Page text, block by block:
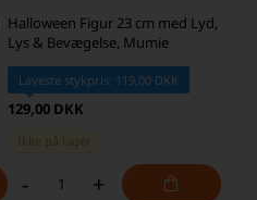
Halloween Figur 23 cm med Lyd,
Lys & Bevægelse, Mumie
Laveste stykpris: 119,00 DKK
129,00 DKK
Ikke på lager
- +